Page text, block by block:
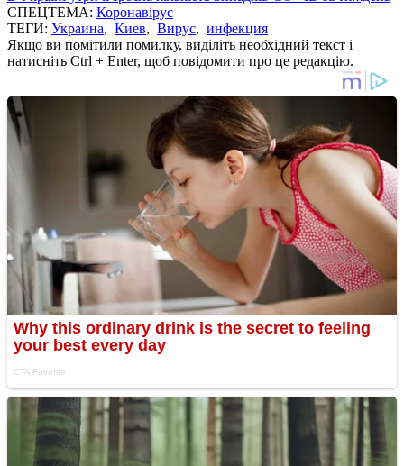
СПЕЦТЕМА: Коронавірус
ТЕГИ: Украина, Киев, Вирус, инфекция
Якщо ви помітили помилку, виділіть необхідний текст і
натисніть Ctrl + Enter, щоб повідомити про це редакцію.